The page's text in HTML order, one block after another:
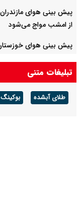
از امشب مواج می‌شود
باد و رگبار پراکنده
تبلیغات متنی
طلای آبشده بوکینگ